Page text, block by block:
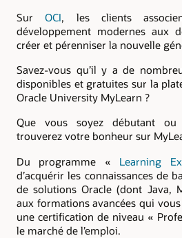
SurOCI, les clients
développement modernes aux
créer et pérenniser la nouvelle
Savez-vous qu’il y a de
disponibles et gratuites sur la
Oracle University MyLearn ?
Que vous soyez débutant ou
trouverez votre bonheur sur
Du programme « Learning
d’acquérir les connaissances de
de solutions Oracle (dont Java,
aux formations avancées qui
une certification de niveau «
le marché de l’emploi.